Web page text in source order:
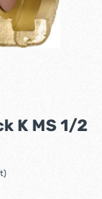
K MS 1/2